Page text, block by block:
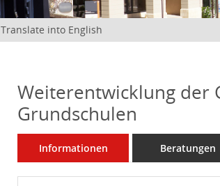
Translate into English
Weiterentwicklung der
Grundschulen
Informationen Beratungen